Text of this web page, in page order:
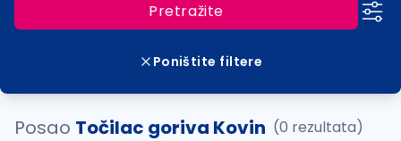
Pretražite
Poništite filtere
Posao Točilac goriva Kovin (0 rezultata)